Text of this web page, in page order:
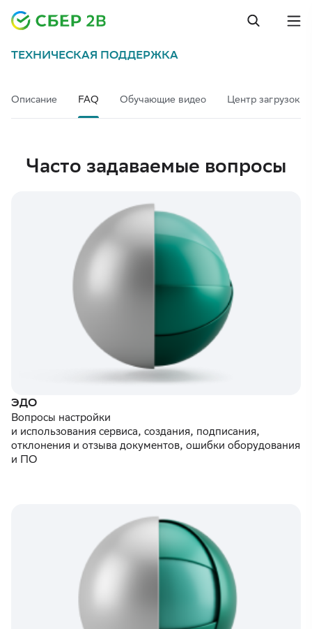
ТЕХНИЧЕСКАЯ ПОДДЕРЖКА
Описание FAQ Обучающие видео Центр загрузок
Часто задаваемые вопросы
ЭДО
Вопросы настройки
и использования сервиса, создания, подписания,
отклонения и отзыва документов, ошибки оборудования
и ПО